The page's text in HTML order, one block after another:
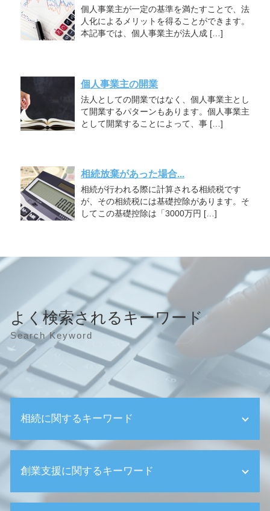
個人事業主が一定の基準を満たすことで、法
人化によるメリットを得ることができます。
本記事では、個人事業主が法人成 […]
個人事業主の開業
法人としての開業ではなく、個人事業主とし
て開業するパターンもあります。個人事業主
として開業することによって、事 […]
相続放棄があった場合...
相続が行われる際に計算される相続税です
が、その相続税には基礎控除があります。そ
してこの基礎控除は「3000万円 […]
よく検索されるキーワード
Search Keyword
相続に関するキーワード
相続 成年後見人
相続 問題
創業支援に関するキーワード